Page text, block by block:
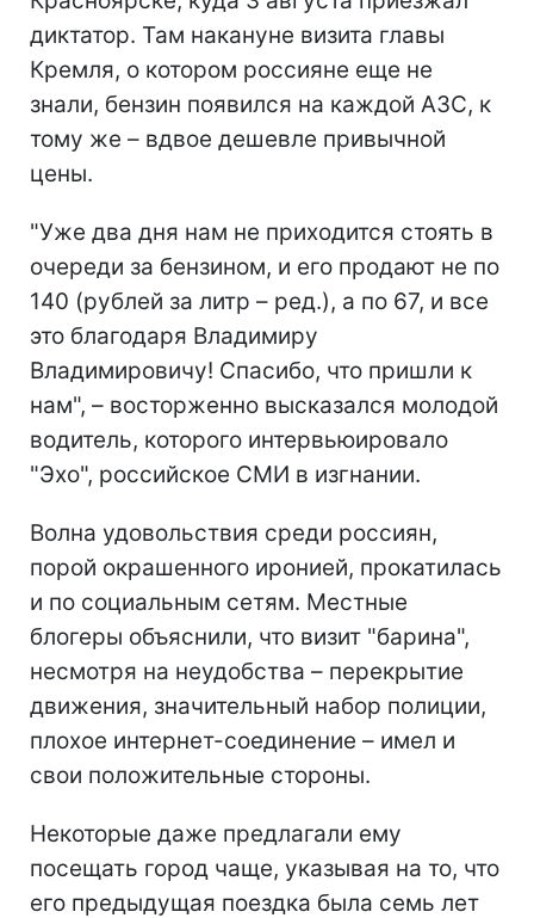
диктатор. Там накануне визита главы
Кремля, о котором россияне еще не
знали, бензин появился на каждой АЗС, к
тому же – вдвое дешевле привычной
цены.
"Уже два дня нам не приходится стоять в
очереди за бензином, и его продают не по
140 (рублей за литр – ред.), а по 67, и все
это благодаря Владимиру
Владимировичу! Спасибо, что пришли к
нам", – восторженно высказался молодой
водитель, которого интервьюировало
"Эхо", российское СМИ в изгнании.
Волна удовольствия среди россиян,
порой окрашенного иронией, прокатилась
и по социальным сетям. Местные
блогеры объяснили, что визит "барина",
несмотря на неудобства – перекрытие
движения, значительный набор полиции,
плохое интернет-соединение – имел и
свои положительные стороны.
Некоторые даже предлагали ему
посещать город чаще, указывая на то, что
его предыдущая поездка была семь лет